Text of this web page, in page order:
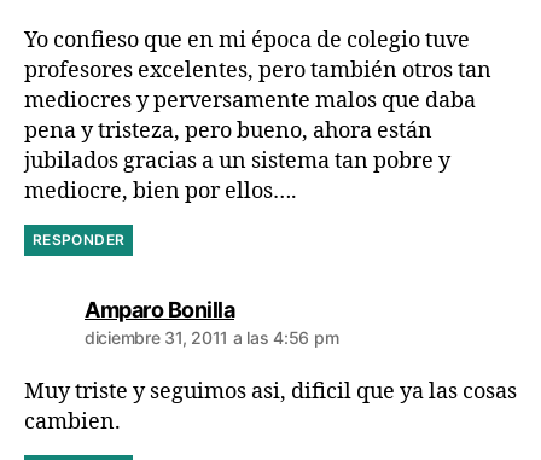
Yo confieso que en mi época de colegio tuve
profesores excelentes, pero también otros tan
mediocres y perversamente malos que daba
pena y tristeza, pero bueno, ahora están
jubilados gracias a un sistema tan pobre y
mediocre, bien por ellos….
RESPONDER
Amparo Bonilladice:
diciembre 31, 2011 a las 4:56 pm
Muy triste y seguimos asi, dificil que ya las cosas
cambien.